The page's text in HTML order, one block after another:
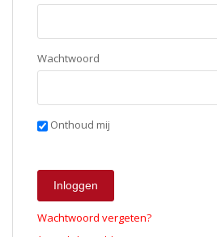
Wachtwoord
Onthoud mij
Inloggen
Wachtwoord vergeten?